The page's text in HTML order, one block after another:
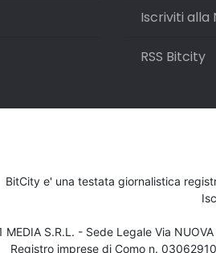
Iscriviti alla
RSS Bitcity
BitCity e' una testata giornalistica
MEDIA S.R.L. - Sede Legale Via
Registro imprese di Como n.